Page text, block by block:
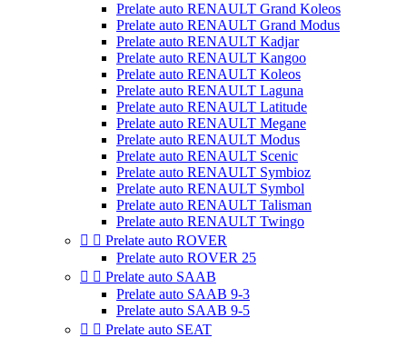
Prelate auto RENAULT Grand Koleos
Prelate auto RENAULT Grand Modus
Prelate auto RENAULT Kadjar
Prelate auto RENAULT Kangoo
Prelate auto RENAULT Koleos
Prelate auto RENAULT Laguna
Prelate auto RENAULT Latitude
Prelate auto RENAULT Megane
Prelate auto RENAULT Modus
Prelate auto RENAULT Scenic
Prelate auto RENAULT Symbioz
Prelate auto RENAULT Symbol
Prelate auto RENAULT Talisman
Prelate auto RENAULT Twingo
  Prelate auto ROVER
Prelate auto ROVER 25
  Prelate auto SAAB
Prelate auto SAAB 9-3
Prelate auto SAAB 9-5
  Prelate auto SEAT